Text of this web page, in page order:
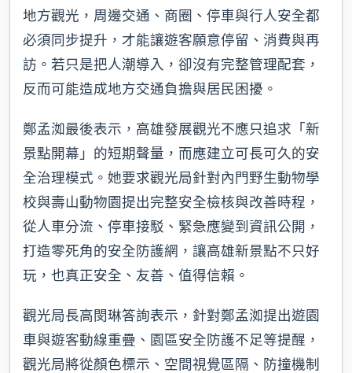
地方觀光，周邊交通、商圈、停車與行人安全都
必須同步提升，才能讓遊客願意停留、消費與再
訪。若只是把人潮導入，卻沒有完整管理配套，
反而可能造成地方交通負擔與居民困擾。
鄭孟洳最後表示，高雄發展觀光不應只追求「新
景點開幕」的短期聲量，而應建立可長可久的安
全治理模式。她要求觀光局針對內門野生動物學
校與壽山動物園提出完整安全檢核與改善時程，
從人車分流、停車接駁、緊急應變到資訊公開，
打造零死角的安全防護網，讓高雄新景點不只好
玩，也真正安全、友善、值得信賴。
觀光局長高閔琳答詢表示，針對鄭孟洳提出遊園
車與遊客動線重疊、園區安全防護不足等提醒，
觀光局將從顏色標示、空間視覺區隔、防撞機制